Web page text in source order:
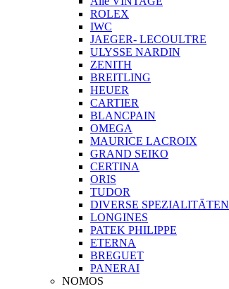
ROLEX
IWC
JAEGER- LECOULTRE
ULYSSE NARDIN
ZENITH
BREITLING
HEUER
CARTIER
BLANCPAIN
OMEGA
MAURICE LACROIX
GRAND SEIKO
CERTINA
ORIS
TUDOR
DIVERSE SPEZIALITÄTEN
LONGINES
PATEK PHILIPPE
ETERNA
BREGUET
PANERAI
NOMOS